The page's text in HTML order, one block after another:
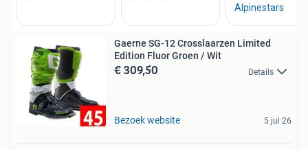
Gaerne SG-12 Crosslaarzen Limited
Edition Fluor Groen / Wit
€ 309,50 Details
Bezoek website 5 jul 26